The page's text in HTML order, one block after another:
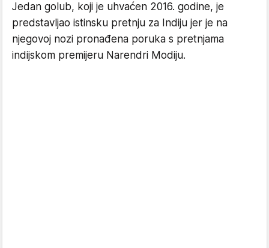
Jedan golub, koji je uhvaćen 2016. godine, je
predstavljao istinsku pretnju za Indiju jer je na
njegovoj nozi pronađena poruka s pretnjama
indijskom premijeru Narendri Modiju.